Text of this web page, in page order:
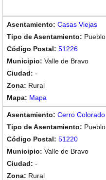
Casas Viejas
Pueblo
51226
Valle de Bravo
-
Rural
Mapa
Cerro Colorado
Pueblo
51220
Valle de Bravo
-
Rural